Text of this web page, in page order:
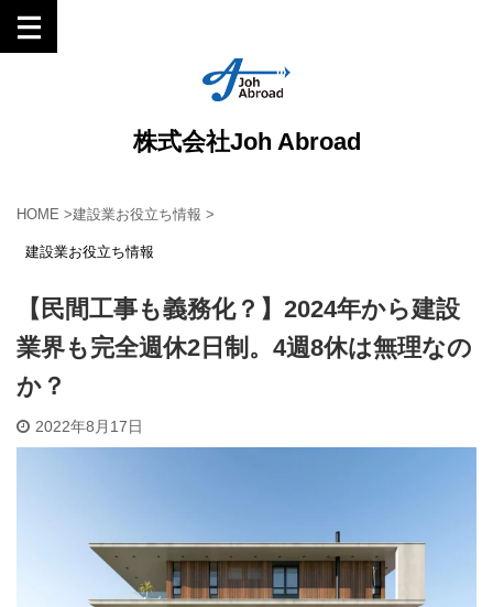
株式会社Joh Abroad
HOME >建設業お役立ち情報 >
建設業お役立ち情報
【民間工事も義務化？】2024年から建設
業界も完全週休2日制。4週8休は無理なの
か？
2022年8月17日